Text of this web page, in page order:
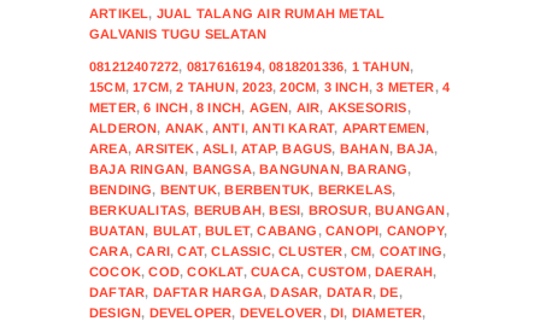
ARTIKEL, JUAL TALANG AIR RUMAH METAL
GALVANIS TUGU SELATAN
081212407272, 0817616194,0818201336, 1 TAHUN,
15CM,17CM,2 TAHUN,2023,20CM, 3 INCH,3 METER,4
METER,6 INCH,8 INCH, AGEN, AIR, AKSESORIS,
ALDERON, ANAK,ANTI,ANTI KARAT, APARTEMEN,
AREA,ARSITEK,ASLI,ATAP,BAGUS, BAHAN,BAJA,
BAJA RINGAN, BANGSA,BANGUNAN,BARANG,
BENDING, BENTUK,BERBENTUK, BERKELAS,
BERKUALITAS, BERUBAH,BESI, BROSUR,BUANGAN,
BUATAN, BULAT,BULET,CABANG ,CANOPI, CANOPY,
CARA,CARI,CAT,CLASSIC,CLUSTER,CM, COATING,
COCOK,COD,COKLAT,CUACA,CUSTOM,DAERAH,
DAFTAR, DAFTAR HARGA,DASAR, DATAR,DE,
DESIGN, DEVELOPER, DEVELOVER,DI, DIAMETER,